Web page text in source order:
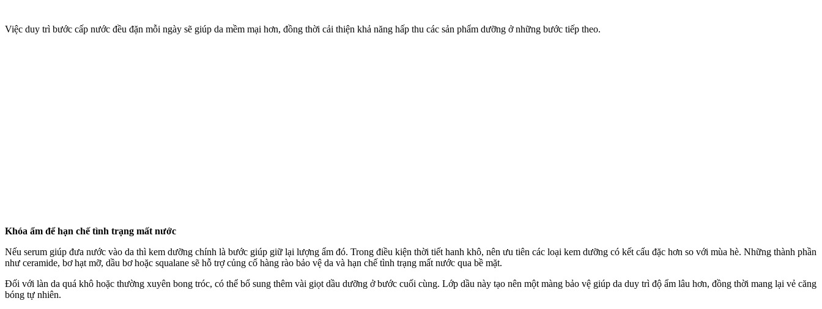
Việc duy trì bước cấp nước đều đặn mỗi ngày sẽ giúp da mềm mại hơn, đồng thời cải thiện khả năng hấp thu các sản phẩm dưỡng ở những bước tiếp theo.
Khóa ẩm để hạn chế tình trạng mất nước
Nếu serum giúp đưa nước vào da thì kem dưỡng chính là bước giúp giữ lại lượng ẩm đó. Trong điều kiện thời tiết hanh khô, nên ưu tiên các loại kem dưỡng có kết cấu đặc hơn so với mùa hè. Những thành phần
như ceramide, bơ hạt mỡ, dầu bơ hoặc squalane sẽ hỗ trợ củng cố hàng rào bảo vệ da và hạn chế tình trạng mất nước qua bề mặt.
Đối với làn da quá khô hoặc thường xuyên bong tróc, có thể bổ sung thêm vài giọt dầu dưỡng ở bước cuối cùng. Lớp dầu này tạo nên một màng bảo vệ giúp da duy trì độ ẩm lâu hơn, đồng thời mang lại vẻ căng
bóng tự nhiên.